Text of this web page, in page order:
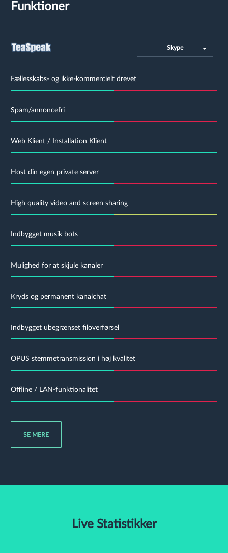
Funktioner
Skype
Fællesskabs- og ikke-kommercielt drevet
Spam/annoncefri
Web Klient / Installation Klient
Host din egen private server
High quality video and screen sharing
Indbygget musik bots
Mulighed for at skjule kanaler
Kryds og permanent kanalchat
Indbygget ubegrænset filoverførsel
OPUS stemmetransmission i høj kvalitet
Offline / LAN-funktionalitet
Avanceret tilladelsessystem
Let at bruge chatbox med understøttelse af markdown
Åben Kilde
Direkte Beskeder
SE MERE
Live Statistikker